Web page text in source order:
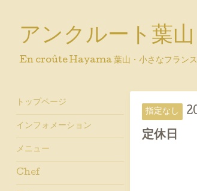
アンクルート葉山
En croûte Hayama 葉山・小さなフランス
指定なし
定休日
トップページ
インフォメーション
メニュー
Chef